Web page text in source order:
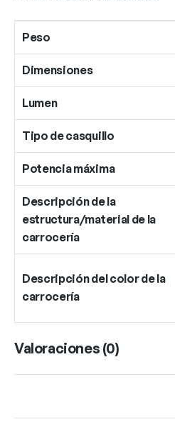
Peso
Dimensiones
Lumen
Tipo de casquillo
Potencia máxima
Descripción de la
estructura/material de la
carrocería
Descripción del color de la
carrocería
Valoraciones (0)